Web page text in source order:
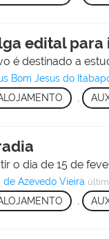
edital
é destinado a
Bom Jesus do
,
o dia de 15 de
de Azevedo Vieira